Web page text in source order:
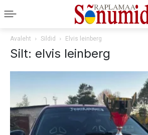
Avaleht Sildid Elvis leinberg
Silt: elvis leinberg